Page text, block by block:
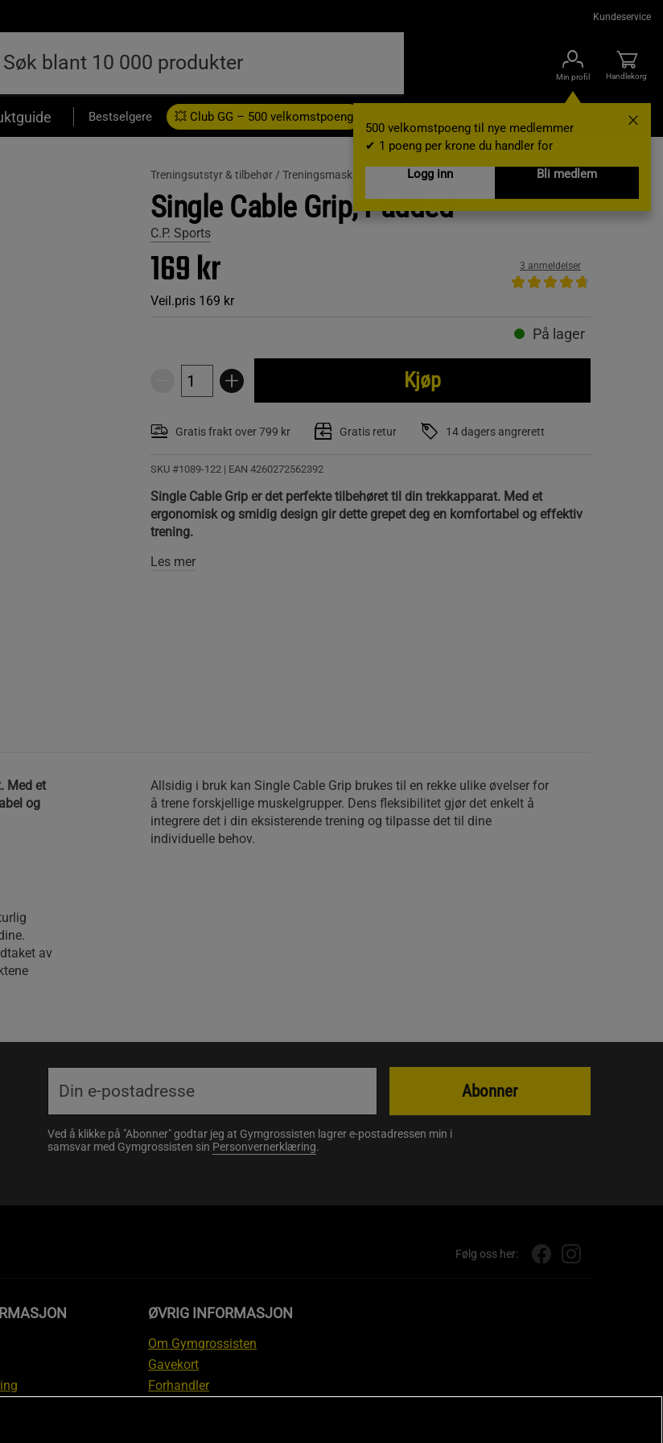
Kundeservice
Min profil
500 velkomstpoeng til nye medlemmer
✔ 1 poeng per krone du handler for
Logg inn
Bli medlem
Handlekorg
Bestselgere 💥 Club GG – 500 velkomstpoeng Gavekort
Treningsutstyr & tilbehør / Treningsmaskiner og apparater /Multigym og tilbehør
Single Cable Grip, Padded
C.P. Sports
169 kr
Veil.pris 169 kr
3 anmeldelser
På lager
Kjøp
Gratis frakt over 799 kr Gratis retur 14 dagers angrerett
SKU #1089-122 | EAN 4260272562392
Single Cable Grip er det perfekte tilbehøret til din trekkapparat. Med et
ergonomisk og smidig design gir dette grepet deg en komfortabel og effektiv
trening.
Les mer
Med et
og
av
Allsidig i bruk kan Single Cable Grip brukes til en rekke ulike øvelser for
å trene forskjellige muskelgrupper. Dens fleksibilitet gjør det enkelt å
integrere det i din eksisterende trening og tilpasse det til dine
individuelle behov.
Ved å klikke på "Abonner" godtar jeg at Gymgrossisten lagrer e-postadressen min i
samsvar med Gymgrossisten sin Personvernerklæring.
Abonner
Følg oss her:
ØVRIG INFORMASJON
Om Gymgrossisten
Gavekort
Forhandler